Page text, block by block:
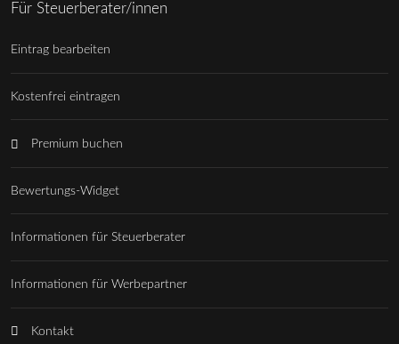
Für Steuerberater/innen
Eintrag bearbeiten
Kostenfrei eintragen
Premium buchen
Bewertungs-Widget
Informationen für Steuerberater
Informationen für Werbepartner
Kontakt